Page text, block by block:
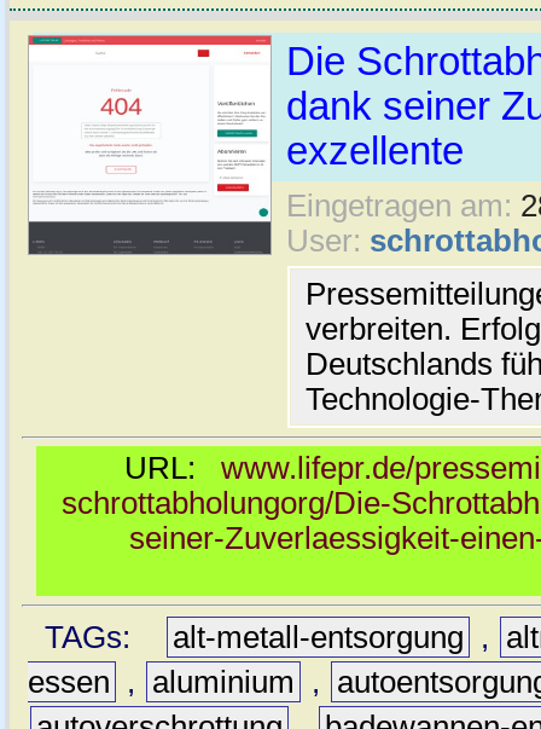
Die
dank seiner
exzellente
Eingetragen am:
User:
verbreiten.
Deutschlands
Technologie-
URL: www.lifepr.de/
schrottabholungorg/Die-
seiner-Zuverlaessigkeit-
TAGs: alt-metall-entsorgung ,
essen
, aluminium ,